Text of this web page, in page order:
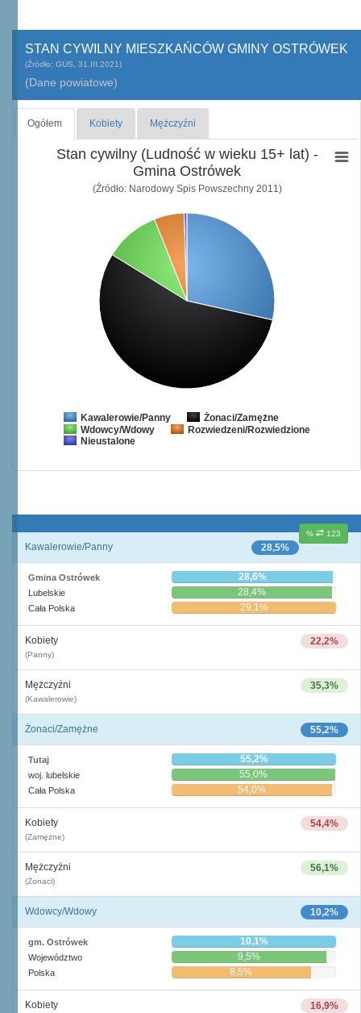
STAN CYWILNY MIESZKAŃCÓW GMINY OSTRÓWEK
(Źródło: GUS, 31.III.2021)
(Dane powiatowe)
Ogółem Kobiety Mężczyźni
Stan cywilny (Ludność w wieku 15+ lat) -
Gmina Ostrówek
(Źródło: Narodowy Spis Powszechny 2011)
Kawalerowie/Panny Żonaci/Zamężne
Wdowcy/Wdowy
Rozwiedzeni/Rozwiedzione
Nieustalone
% 123
28,5%
Kawalerowie/Panny
Gmina Ostrówek 28,6%
Lubelskie 28,4%
Cała Polska 29,1%
22,2%
Kobiety
(Panny)
35,3%
Mężczyźni
(Kawalerowie)
55,2%
Żonaci/Zamężne
Tutaj 55,2%
woj. lubelskie 55,0%
Cała Polska 54,0%
54,4%
Kobiety
(Zamężne)
56,1%
Mężczyźni
(Żonaci)
10,2%
Wdowcy/Wdowy
gm. Ostrówek 10,1%
Województwo 9,5%
Polska 8,5%
16,9%
Kobiety